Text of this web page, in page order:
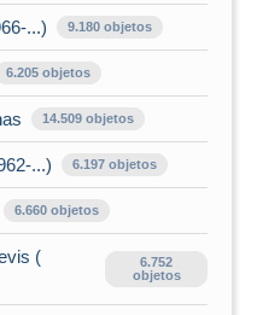
...) 9.180 objetos
6.205 objetos
14.509 objetos
...) 6.197 objetos
6.660 objetos
(
6.752
objetos